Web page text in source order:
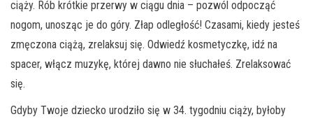
ciąży. Rób krótkie przerwy w ciągu dnia – pozwól odpocząć
nogom, unosząc je do góry. Złap odległość! Czasami, kiedy jesteś
zmęczona ciążą, zrelaksuj się. Odwiedź kosmetyczkę, idź na
spacer, włącz muzykę, której dawno nie słuchałeś. Zrelaksować
się.
Gdyby Twoje dziecko urodziło się w 34. tygodniu ciąży, byłoby